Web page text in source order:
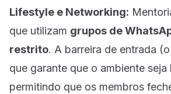
Lifestyle e Networking:
que utilizam grupos de
restrito. A barreira de entrada
que garante que o ambiente
permitindo que os membros